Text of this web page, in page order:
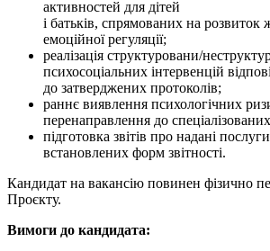
активностей для дітей
і батьків, спрямованих на розвиток
емоційної регуляції;
реалізація структуровани/
психосоціальних інтервенцій
до затверджених протоколів;
раннє виявлення психологічних
перенаправлення до
підготовка звітів про надані
встановлених форм звітності.
Кандидат на вакансію повинен фізично
Проєкту.
Вимоги до кандидата: